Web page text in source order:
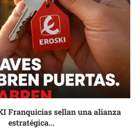
Franquicias sellan una alianza
estratégica...